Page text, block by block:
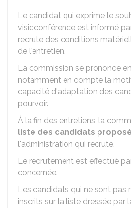
Le candidat qui exprime le
visioconférence est informé
recrute des conditions
de l'entretien.
La commission se prononce
notamment en compte la
capacité d'adaptation des
pourvoir.
À la fin des entretiens, la
liste des candidats
l'administration qui recrute.
Le recrutement est effectué
concernée.
Les candidats qui ne sont pas
inscrits sur la liste dressée par